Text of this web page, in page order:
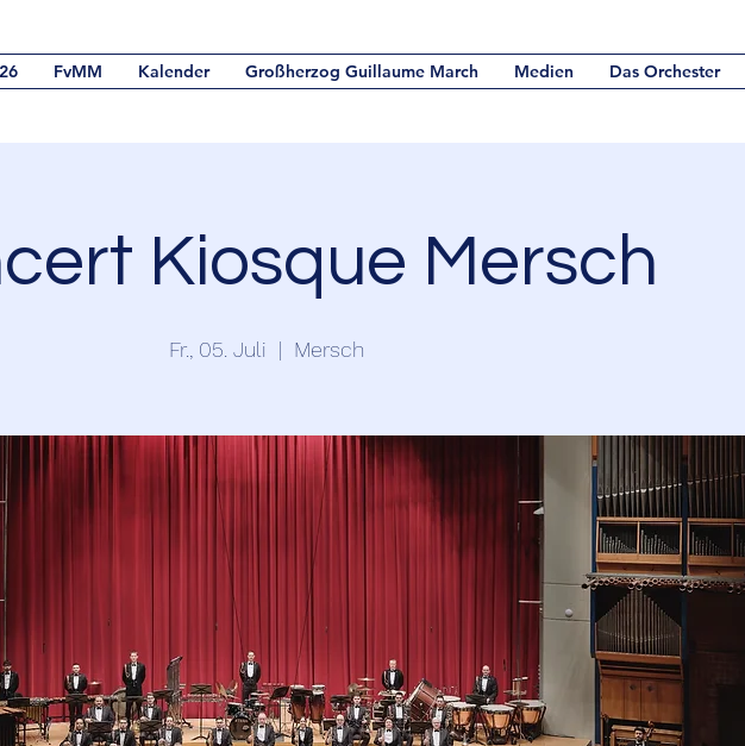
FvMM Kalender Großherzog Guillaume March Medien Das Orchester
Kiosque Mersch
Fr., 05. Juli
  |
Mersch